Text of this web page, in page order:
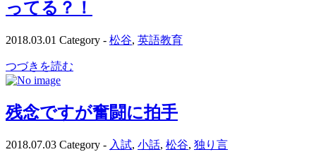
ってる？！
2018.03.01 Category - 松谷, 英語教育
つづきを読む
残念ですが奮闘に拍手
2018.07.03 Category - 入試, 小話, 松谷, 独り言